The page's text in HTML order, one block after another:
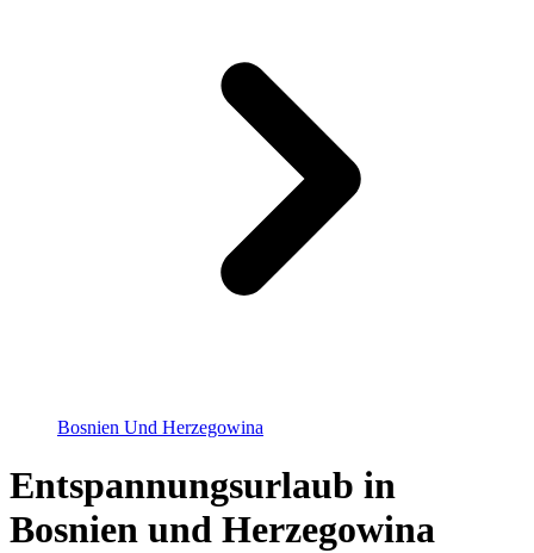
Bosnien Und Herzegowina
Entspannungsurlaub in
Bosnien und Herzegowina